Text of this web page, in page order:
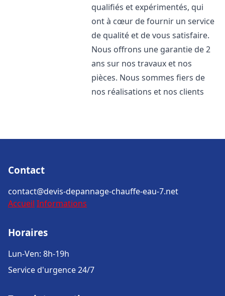
qualifiés et expérimentés, qui
ont à cœur de fournir un service
de qualité et de vous satisfaire.
Nous offrons une garantie de 2
ans sur nos travaux et nos
pièces. Nous sommes fiers de
nos réalisations et nos clients
Contact
contact@devis-depannage-chauffe-eau-7.net
Accueil Informations
Horaires
Lun-Ven: 8h-19h
Service d'urgence 24/7